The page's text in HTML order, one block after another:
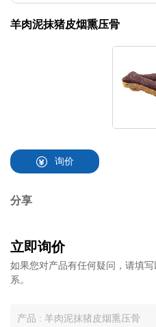
羊肉泥抹猪皮烟熏压骨
询价
分享
立即询价
如果您对产品有任何疑问，请填
系。